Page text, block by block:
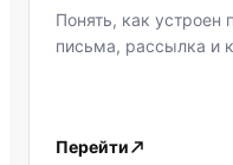
Понять, как устроен
письма, рассылка и
Перейти